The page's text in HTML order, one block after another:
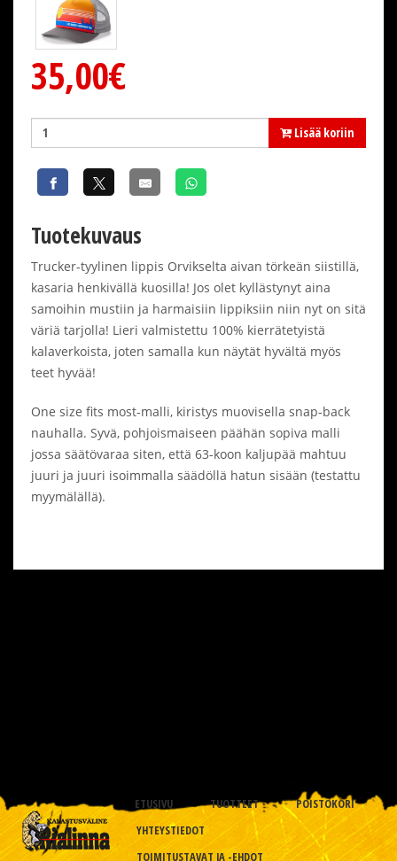
35,00€
Lisää koriin
Tuotekuvaus
Trucker-tyylinen lippis Orvikselta aivan törkeän siistillä,
kasaria henkivällä kuosilla! Jos olet kyllästynyt aina
samoihin mustiin ja harmaisiin lippiksiin niin nyt on sitä
väriä tarjolla! Lieri valmistettu 100% kierrätetyistä
kalaverkoista, joten samalla kun näytät hyvältä myös
teet hyvää!
One size fits most-malli, kiristys muovisella snap-back
nauhalla. Syvä, pohjoismaiseen päähän sopiva malli
jossa säätövaraa siten, että 63-koon kaljupää mahtuu
juuri ja juuri isoimmalla säädöllä hatun sisään (testattu
myymälällä).
ETUSIVU TUOTTEET
POISTOKORI
YHTEYSTIEDOT
TOIMITUSTAVAT JA -EHDOT